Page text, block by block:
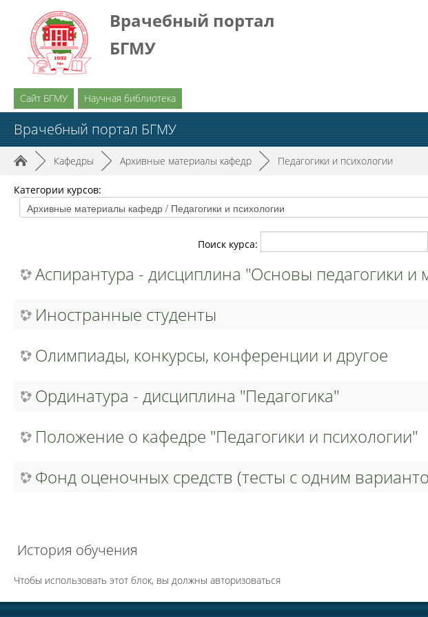
Врачебный портал
БГМУ
Сайт БГМУ Научная библиотека
Врачебный портал БГМУ
► Кафедры ► Архивные материалы кафедр ► Педагогики и психологии
Категории курсов:
Поиск курса:
Аспирантура - дисциплина "Основы педагогики и
Иностранные студенты
Олимпиады, конкурсы, конференции и другое
Ординатура - дисциплина "Педагогика"
Положение о кафедре "Педагогики и психологии"
Фонд оценочных средств (тесты с одним
История обучения
Чтобы использовать этот блок, вы должны авторизоваться